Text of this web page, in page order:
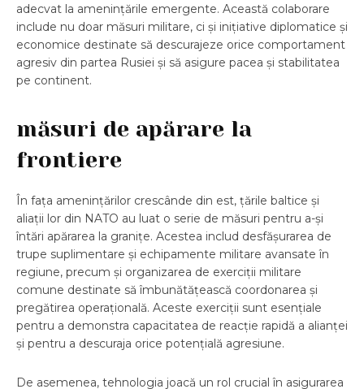
adecvat la amenințările emergente. Această colaborare
include nu doar măsuri militare, ci și inițiative diplomatice și
economice destinate să descurajeze orice comportament
agresiv din partea Rusiei și să asigure pacea și stabilitatea
pe continent.
măsuri de apărare la
frontiere
În fața amenințărilor crescânde din est, țările baltice și
aliații lor din NATO au luat o serie de măsuri pentru a-și
întări apărarea la granițe. Acestea includ desfășurarea de
trupe suplimentare și echipamente militare avansate în
regiune, precum și organizarea de exerciții militare
comune destinate să îmbunătățească coordonarea și
pregătirea operațională. Aceste exerciții sunt esențiale
pentru a demonstra capacitatea de reacție rapidă a alianței
și pentru a descuraja orice potențială agresiune.
De asemenea, tehnologia joacă un rol crucial în asigurarea